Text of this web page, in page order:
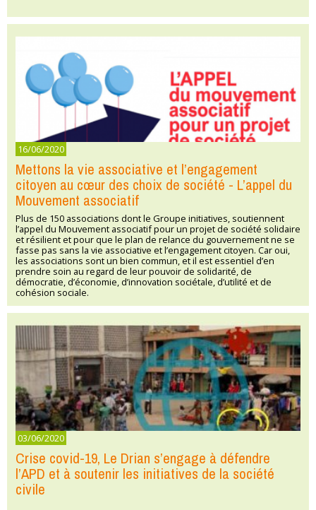
16/06/2020
Mettons la vie associative et l’engagement
citoyen au cœur des choix de société - L’appel du
Mouvement associatif
Plus de 150 associations dont le Groupe initiatives, soutiennent
l’appel du Mouvement associatif pour un projet de société solidaire
et résilient et pour que le plan de relance du gouvernement ne se
fasse pas sans la vie associative et l’engagement citoyen. Car oui,
les associations sont un bien commun, et il est essentiel d’en
prendre soin au regard de leur pouvoir de solidarité, de
démocratie, d’économie, d’innovation sociétale, d’utilité et de
cohésion sociale.
03/06/2020
Crise covid-19, Le Drian s’engage à défendre
l’APD et à soutenir les initiatives de la société
civile